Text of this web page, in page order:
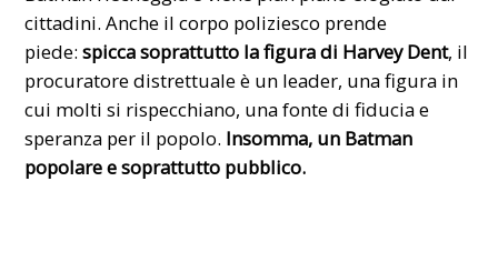
cittadini. Anche il corpo poliziesco prende
piede:spicca soprattutto la figura di Harvey Dent, il
procuratore distrettuale è un leader, una figura in
cui molti si rispecchiano, una fonte di fiducia e
speranza per il popolo. Insomma, un Batman
popolare e soprattutto pubblico.